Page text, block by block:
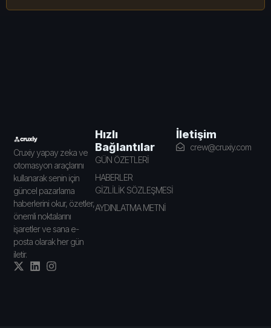
Cruxiy yapay zeka ve
otomasyon araçlarını
kullanarak senin için
güncel pazarlama
haberlerini okur, özetler,
önemli noktalarını
işaretler ve sana e-
posta olarak her gün
iletir.
Hızlı
Bağlantılar
GÜN ÖZETLERİ
HABERLER
GİZLİLİK SÖZLEŞMESİ
AYDINLATMA METNİ
İletişim
crew@cruxiy.com